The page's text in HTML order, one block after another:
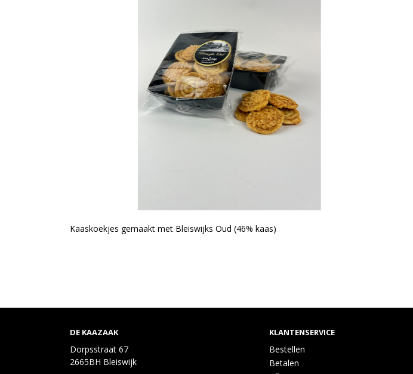
Kaaskoekjes gemaakt met Bleiswijks Oud (46% kaas)
DE KAAZAAK
Dorpsstraat 67
2665BH Bleiswijk
KLANTENSERVICE
Bestellen
Betalen